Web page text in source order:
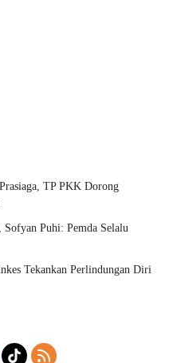
TP PKK Dorong
Sofyan Puhi: Pemda Selalu
Tekankan Perlindungan Diri